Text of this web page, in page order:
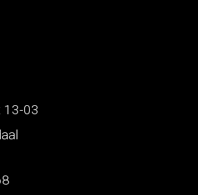
13-03